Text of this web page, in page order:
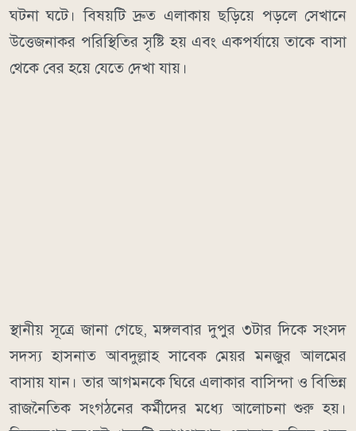
ঘটনা ঘটে। বিষয়টি দ্রুত এলাকায় ছড়িয়ে পড়লে সেখানে
উত্তেজনাকর পরিস্থিতির সৃষ্টি হয় এবং একপর্যায়ে তাকে বাসা
থেকে বের হয়ে যেতে দেখা যায়।
স্থানীয় সূত্রে জানা গেছে, মঙ্গলবার দুপুর ৩টার দিকে সংসদ
সদস্য হাসনাত আবদুল্লাহ সাবেক মেয়র মনজুর আলমের
বাসায় যান। তার আগমনকে ঘিরে এলাকার বাসিন্দা ও বিভিন্ন
রাজনৈতিক সংগঠনের কর্মীদের মধ্যে আলোচনা শুরু হয়।